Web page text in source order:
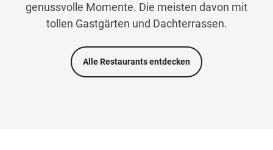
genussvolle Momente. Die meisten davon mit
tollen Gastgärten und Dachterrassen.
Alle Restaurants entdecken